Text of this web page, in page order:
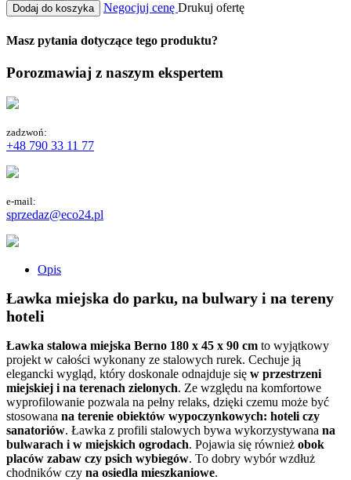
Dodaj do koszyka Negocjuj cenę Drukuj ofertę
Masz pytania dotyczące tego produktu?
Porozmawiaj z naszym ekspertem
zadzwoń:
+48 790 33 11 77
e-mail:
sprzedaz@eco24.pl
Opis
Ławka miejska do parku, na bulwary i na tereny
hoteli
Ławka stalowa miejska Berno 180 x 45 x 90 cm to wyjątkowy
projekt w całości wykonany ze stalowych rurek. Cechuje ją
elegancki wygląd, który doskonale odnajduje się w przestrzeni
miejskiej i na terenach zielonych. Ze względu na komfortowe
wyprofilowanie pozwala na pełny relaks, dzięki czemu może być
stosowana na terenie obiektów wypoczynkowych: hoteli czy
sanatoriów. Ławka z profili stalowych bywa wykorzystywana na
bulwarach i w miejskich ogrodach. Pojawia się również obok
placów zabaw czy psich wybiegów. To dobry wybór wzdłuż
chodników czy na osiedla mieszkaniowe.